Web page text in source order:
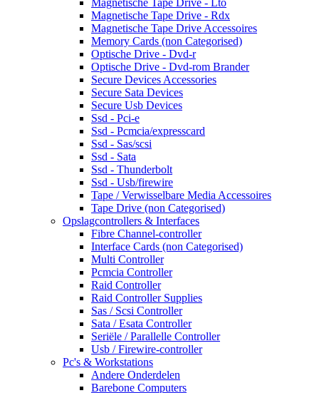
Magnetische Tape Drive - Rdx
Magnetische Tape Drive Accessoires
Memory Cards (non Categorised)
Optische Drive - Dvd-r
Optische Drive - Dvd-rom Brander
Secure Devices Accessories
Secure Sata Devices
Secure Usb Devices
Ssd - Pci-e
Ssd - Pcmcia/expresscard
Ssd - Sas/scsi
Ssd - Sata
Ssd - Thunderbolt
Ssd - Usb/firewire
Tape / Verwisselbare Media Accessoires
Tape Drive (non Categorised)
Opslagcontrollers & Interfaces
Fibre Channel-controller
Interface Cards (non Categorised)
Multi Controller
Pcmcia Controller
Raid Controller
Raid Controller Supplies
Sas / Scsi Controller
Sata / Esata Controller
Seriële / Parallelle Controller
Usb / Firewire-controller
Pc's & Workstations
Andere Onderdelen
Barebone Computers